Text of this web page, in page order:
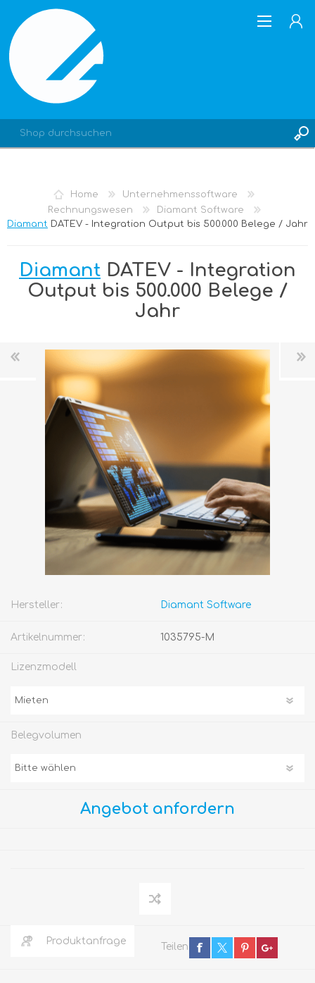
REGISTRIERUNG
ANMELDEN
Home
Unternehmenssoftware
Rechnungswesen
Diamant Software
Diamant DATEV - Integration Output bis 500.000 Belege / Jahr
Diamant DATEV - Integration
Output bis 500.000 Belege /
Jahr
Hersteller: Diamant Software
Artikelnummer: 1035795-M
Lizenzmodell
Belegvolumen
Angebot anfordern
Produktanfrage
Teilen